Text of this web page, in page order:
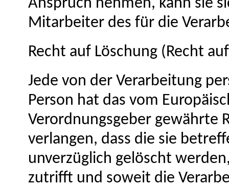
Anspruch nehmen, kann sie
Mitarbeiter des für die
Recht auf Löschung (Recht
Jede von der Verarbeitung
Person hat das vom
Verordnungsgeber gewährte
verlangen, dass die sie
unverzüglich gelöscht
zutrifft und soweit die